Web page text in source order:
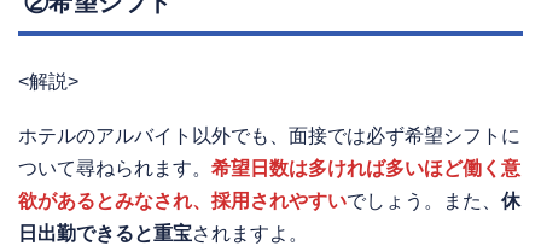
<解説>
ホテルのアルバイト以外でも、面接では必ず希望シフトに
ついて尋ねられます。 希望日数は多ければ多いほど働く意
欲があるとみなされ、採用されやすいでしょう。また、 休
日出勤できると重宝されますよ。